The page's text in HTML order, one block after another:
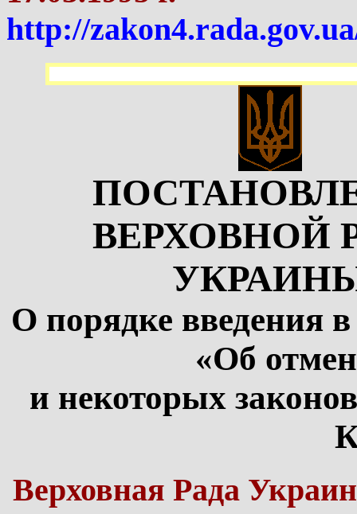
http://
ВЕРХОВНОЙ
О порядке введения
«Об
и некоторых
Верховная Рада